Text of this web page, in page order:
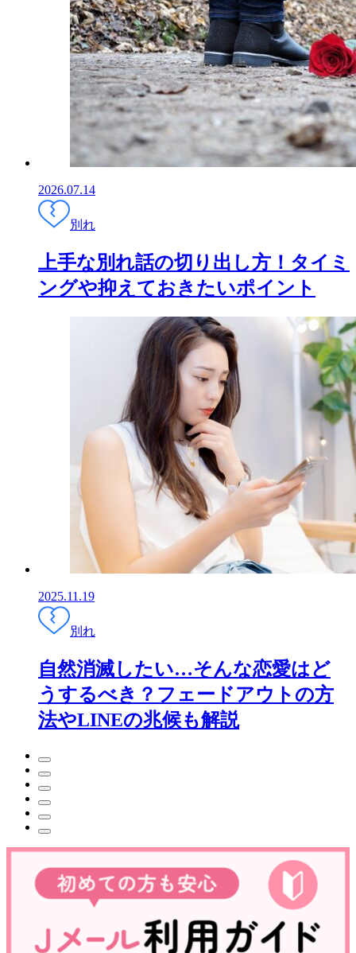
2026.07.14
別れ
上手な別れ話の切り出し方！タイミ
ングや抑えておきたいポイント
2025.11.19
別れ
自然消滅したい…そんな恋愛はど
うするべき？フェードアウトの方
法やLINEの兆候も解説